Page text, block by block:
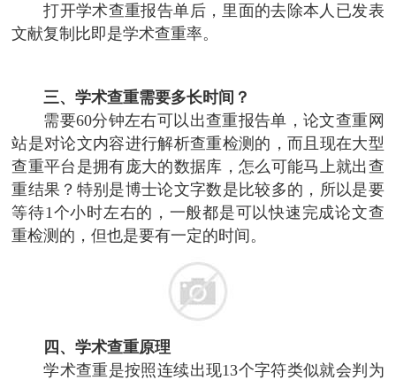
打开学术查重报告单后，里面的去除本人已发表
文献复制比即是学术查重率。
三、学术查重需要多长时间？
需要60分钟左右可以出查重报告单，论文查重网
站是对论文内容进行解析查重检测的，而且现在大型
查重平台是拥有庞大的数据库，怎么可能马上就出查
重结果？特别是博士论文字数是比较多的，所以是要
等待1个小时左右的，一般都是可以快速完成论文查
重检测的，但也是要有一定的时间。
四、学术查重原理
学术查重是按照连续出现13个字符类似就会判为